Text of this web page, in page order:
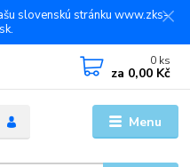
slovenskú stránku www.zks-
Menu
0 ks
za 0,00 Kč